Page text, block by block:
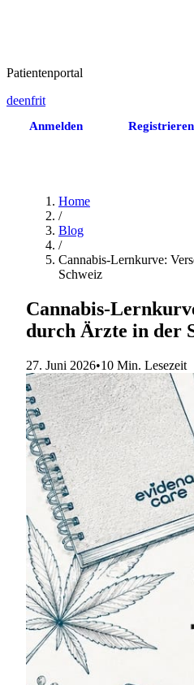
Patientenportal
deenfrit
Anmelden Registrieren
Home
/
Blog
/
Cannabis-Lernkurve:
Schweiz
Cannabis-
durch Ärzte in der
27. Juni 2026•10 Min. Lesezeit